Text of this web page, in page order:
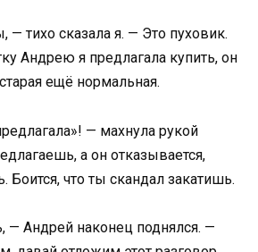
тихо сказала я. — Это пуховик.
Андрею я предлагала купить, он
ещё нормальная.
— махнула рукой
а он отказывается,
Боится, что ты скандал закатишь.
— Андрей наконец поднялся. —